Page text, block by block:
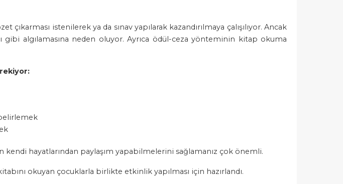
istenilerek ya da sınav yapılarak kazandırılmaya çalışılıyor. Ancak
algılamasına neden oluyor. Ayrıca ödül-ceza yönteminin kitap okuma
kendi hayatlarından paylaşım yapabilmelerini sağlamanız çok önemli.
okuyan çocuklarla birlikte etkinlik yapılması için hazırlandı.